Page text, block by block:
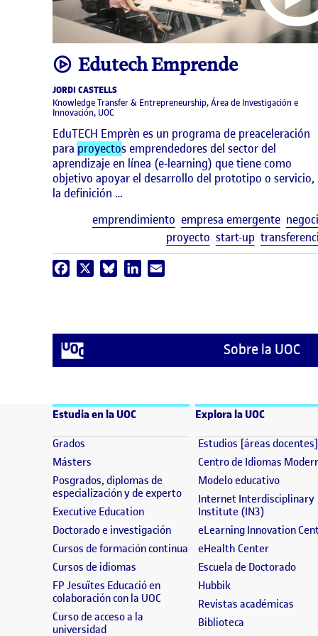
videoEdutech Emprende
JORDI CASTELLS
Knowledge Transfer & Entrepreneurship, Área de Investigación e
Innovación, UOC
EduTECH Emprèn es un programa de preaceleración
para proyectos emprendedores del sector del
aprendizaje en línea (e-learning) que tiene como
objetivo apoyar el desarrollo del prototipo o servicio,
la definición …
emprendimiento empresa emergente
proyecto start-up
Facebook BlueskyLinkedIn
Sobre la UOC
Estudia en la UOC
Grados (se abre en nueva ventana)
Másters (se abre en nueva ventana)
Posgrados, diplomas de
especialización y de experto(se abre en nueva ventana)
Executive Education(se abre en nueva ventana)
Doctorado e investigación(se abre en nueva ventana)
Cursos de formación continua (se abre en nueva ventana)
Cursos de idiomas (se abre en nueva ventana)
FP Jesuïtes Educació en
colaboración con la UOC(se abre en nueva ventana)
Curso de acceso a la
universidad(se abre en nueva ventana)
Explora la UOC
Estudios [áreas docentes]
Centro de Idiomas
Modelo educativo(se
Internet Interdisciplinary
Institute (IN3)(se abre
eLearning Innovation
eHealth Center(se abre
Escuela de Doctorado(se
Hubbik(se abre en nueva
Revistas académicas(se
Biblioteca(se abre en